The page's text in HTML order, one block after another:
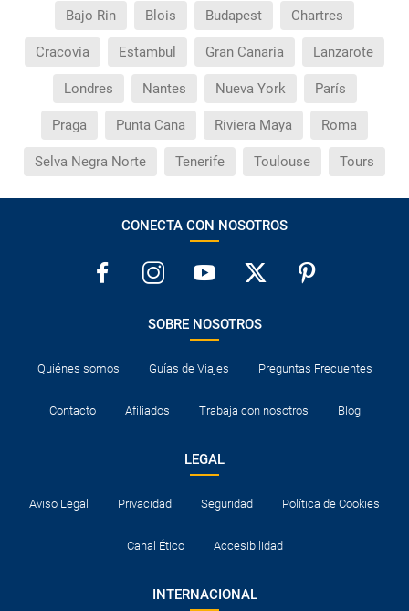
Bajo Rin Blois Budapest Chartres
Cracovia Estambul Gran Canaria Lanzarote
Londres Nantes Nueva York París
Praga Punta Cana Riviera Maya Roma
Selva Negra Norte Tenerife Toulouse Tours
CONECTA CON NOSOTROS
SOBRE NOSOTROS
Quiénes somos Guías de Viajes Preguntas Frecuentes
Contacto Afiliados Trabaja con nosotros Blog
LEGAL
Aviso Legal Privacidad Seguridad Política de Cookies
Canal Ético Accesibilidad
INTERNACIONAL